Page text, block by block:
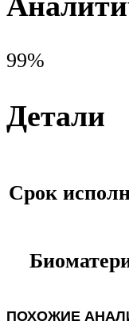
99%
Детали
Срок
ПОХОЖИЕ